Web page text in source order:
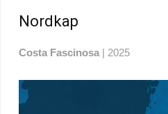
Nordkap
Costa Fascinosa | 2025